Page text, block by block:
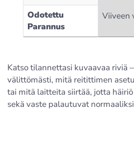
Odotettu
Parannus
Viiveen
Katso tilannettasi kuvaavaa riviä
välittömästi, mitä reitittimen
tai mitä laitteita siirtää, jotta
sekä vaste palautuvat